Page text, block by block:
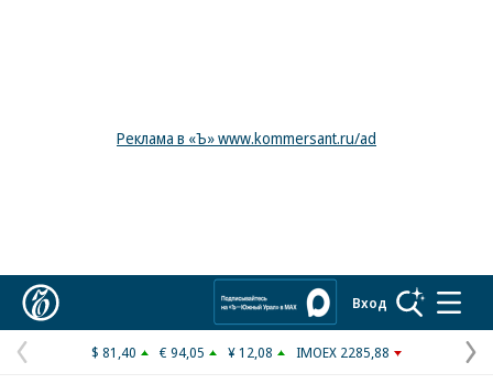
Реклама в «Ъ» www.kommersant.ru/ad
Вход
Предыдущая
$ 81,40 € 94,05 ¥ 12,08 IMOEX 2285,88